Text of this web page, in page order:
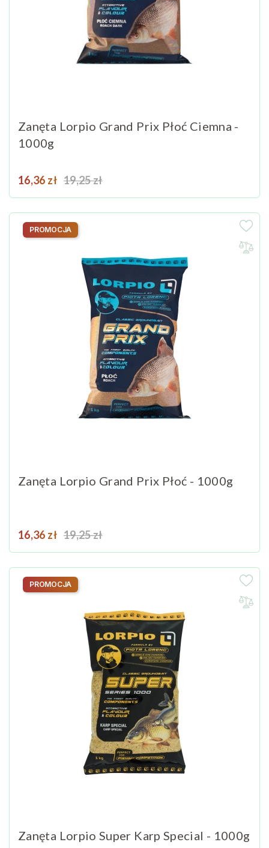
Zanęta Lorpio Grand Prix Płoć Ciemna -
1000g
Cena
16,36 zł Cena podstawowa
19,25 zł
Zanęta Lorpio Grand Prix Płoć - 1000g
Cena
16,36 zł Cena podstawowa
19,25 zł
PROMOCJA
Zanęta Lorpio Super Karp Special - 1000g
PROMOCJA